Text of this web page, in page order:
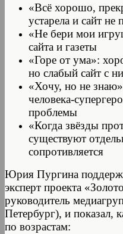
«Всё хорошо,
устарела и сайт не
«Не бери мои
сайта и газеты
«Горе от ума»:
но слабый сайт с
«Хочу, но не
человека-
проблемы
«Когда звёзды
существуют
сопротивляется
Юрия Пургина
эксперт проекта
руководитель
Петербург), и показал,
по возрастам: